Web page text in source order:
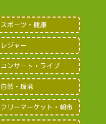
スポーツ・健康
レジャー
コンサート・ライブ
自然・環境
フリーマーケット・朝市